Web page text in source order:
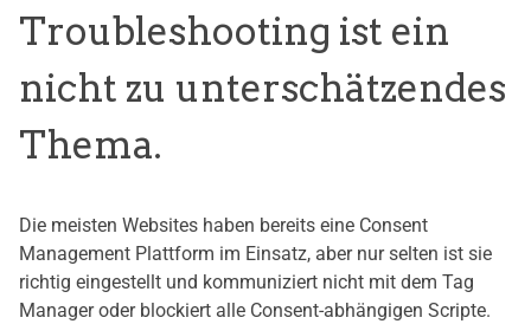
Troubleshooting ist ein
nicht zu unterschätzendes
Thema.
Die meisten Websites haben bereits eine Consent
Management Plattform im Einsatz, aber nur selten ist sie
richtig eingestellt und kommuniziert nicht mit dem Tag
Manager oder blockiert alle Consent-abhängigen Scripte.